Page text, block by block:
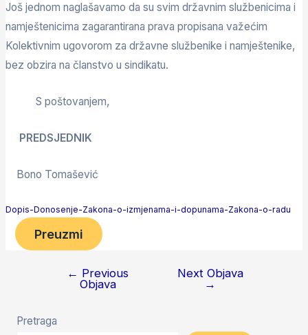
Još jednom naglašavamo da su svim državnim službenicima i
namještenicima zagarantirana prava propisana važećim
Kolektivnim ugovorom za državne službenike i namještenike,
bez obzira na članstvo u sindikatu.
S poštovanjem,
PREDSJEDNIK
Bono Tomašević
Dopis-Donosenje-Zakona-o-izmjenama-i-dopunama-Zakona-o-radu
Preuzmi
← Previous
Objava
Next Objava
→
Pretraga